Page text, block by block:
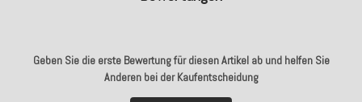
Geben Sie die erste Bewertung für diesen Artikel ab und helfen Sie
Anderen bei der Kaufentscheidung